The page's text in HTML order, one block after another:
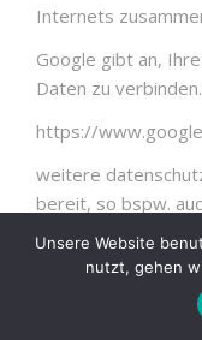
Internets
Google gibt an,
Daten zu
https://
weitere
bereit, so bspw.
Datennutzung zu
Zudem bietet
https://
Unsere Website
nutzt, gehen